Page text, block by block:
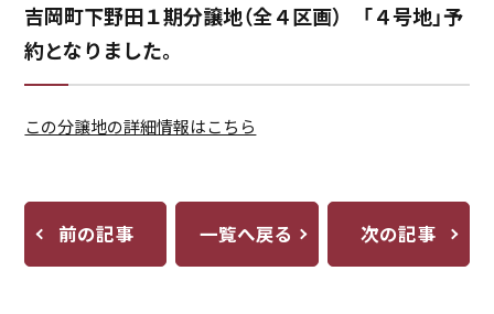
吉岡町下野田１期分譲地（全４区画） 「４号地」予
約となりました。
この分譲地の詳細情報はこちら
前の記事 一覧へ戻る 次の記事